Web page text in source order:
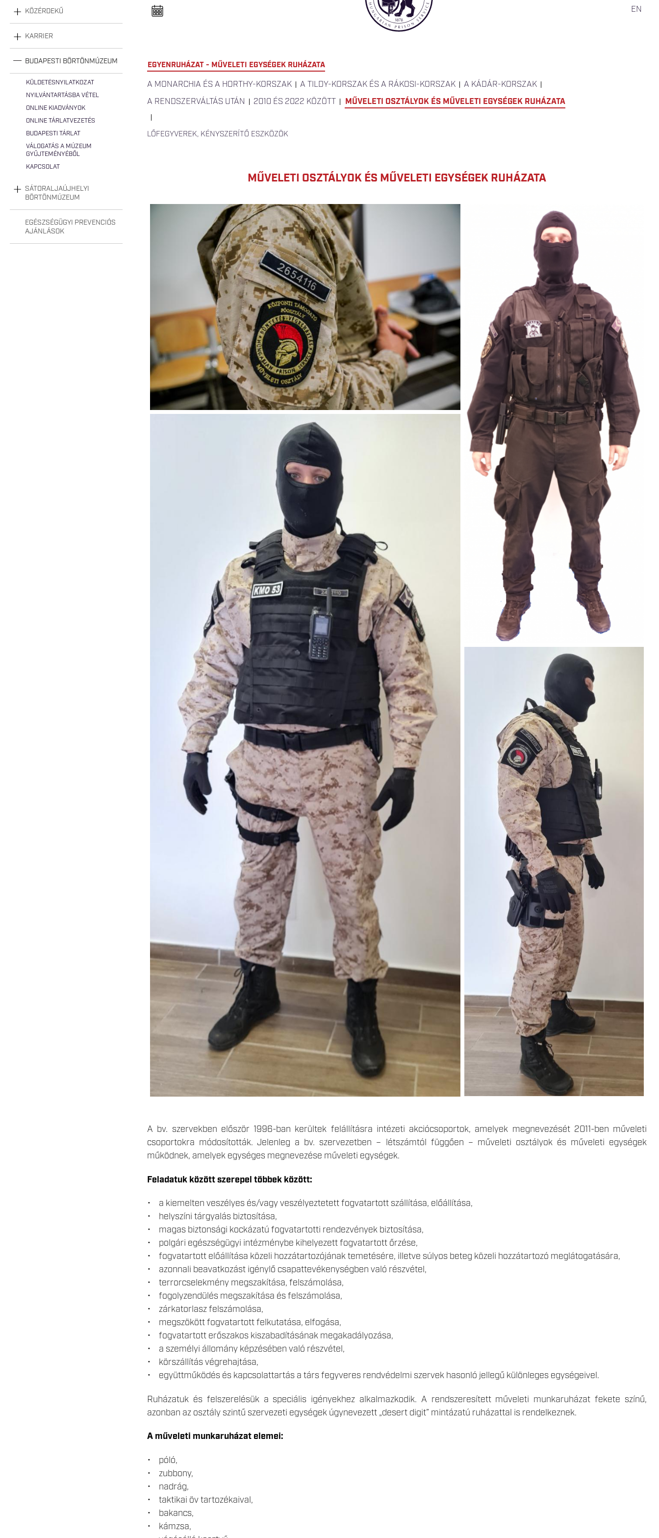
KÖZÉRDEKŰ
KARRIER
BUDAPESTI BÖRTÖNMÚZEUM
KÜLDETÉSNYILATKOZAT
NYILVÁNTARTÁSBA VÉTEL
ONLINE KIADVÁNYOK
ONLINE TÁRLATVEZETÉS
BUDAPESTI TÁRLAT
VÁLOGATÁS A MÚZEUM
GYŰJTEMÉNYÉBŐL
KAPCSOLAT
SÁTORALJAÚJHELYI
BÖRTÖNMÚZEUM
EGÉSZSÉGÜGYI PREVENCIÓS
AJÁNLÁSOK
EN
e
l
s
a
EGYENRUHÁZAT - MŰVELETI EGYSÉGEK RUHÁZATA
A MONARCHIA ÉS A HORTHY-KORSZAK A TILDY-KORSZAK ÉS A RÁKOSI-KORSZAK
A KÁDÁR-KORSZAK
A RENDSZERVÁLTÁS UTÁN
2010 ÉS 2022 KÖZÖTT MŰVELETI OSZTÁLYOK ÉS MŰVELETI EGYSÉGEK RUHÁZATA
LŐFEGYVEREK, KÉNYSZERÍTŐ ESZKÖZÖK
MŰVELETI OSZTÁLYOK ÉS MŰVELETI EGYSÉGEK RUHÁZATA
A bv. szervekben először 1996-ban kerültek felállításra intézeti akciócsoportok, amelyek megnevezését 2011-ben műveleti
csoportokra módosították. Jelenleg a bv. szervezetben – létszámtól függően – műveleti osztályok és műveleti egységek
működnek, amelyek egységes megnevezése műveleti egységek.
Feladatuk között szerepel többek között:
• a kiemelten veszélyes és/vagy veszélyeztetett fogvatartott szállítása, előállítása,
• helyszíni tárgyalás biztosítása,
• magas biztonsági kockázatú fogvatartotti rendezvények biztosítása,
• polgári egészségügyi intézménybe kihelyezett fogvatartott őrzése,
• fogvatartott előállítása közeli hozzátartozójának temetésére, illetve súlyos beteg közeli hozzátartozó meglátogatására,
• azonnali beavatkozást igénylő csapattevékenységben való részvétel,
• terrorcselekmény megszakítása, felszámolása,
• fogolyzendülés megszakítása és felszámolása,
• zárkatorlasz felszámolása,
• megszökött fogvatartott felkutatása, elfogása,
• fogvatartott erőszakos kiszabadításának megakadályozása,
• a személyi állomány képzésében való részvétel,
• körszállítás végrehajtása,
• együttműködés és kapcsolattartás a társ fegyveres rendvédelmi szervek hasonló jellegű különleges egységeivel.
Ruházatuk és felszerelésük a speciális igényekhez alkalmazkodik. A rendszeresített műveleti munkaruházat fekete színű,
azonban az osztály szintű szervezeti egységek úgynevezett „desert digit” mintázatú ruházattal is rendelkeznek.
A műveleti munkaruházat elemei:
• póló,
• zubbony,
• nadrág,
• taktikai öv tartozékaival,
• bakancs,
• kámzsa,